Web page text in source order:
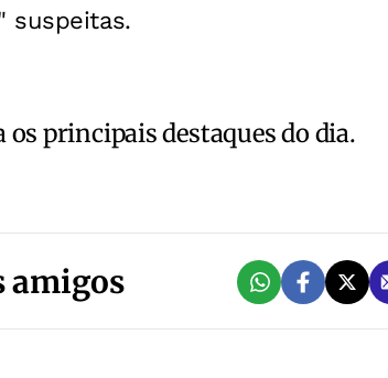
suspeitas.
os principais destaques do dia.
amigos